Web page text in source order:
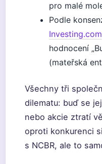
pro malé
Podle
Investing.com
hodnocení
(mateřská
Všechny tři
dilematu: buď se
nebo akcie ztratí
oproti konkurenci
s NCBR, ale to